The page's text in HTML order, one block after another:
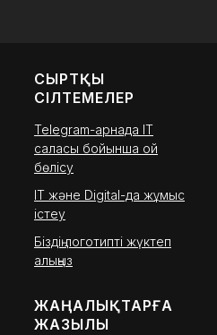
СЫРТҚЫ
СІЛТЕМЕЛЕР
Telegram-арнада IT
саласы бойынша ой
бөлісу
IT және Digital-да жұмыс
істеу
Біздің логотипті жүктеп
алыңыз
ЖАҢАЛЫҚТАРҒА
ЖАЗЫЛЫ